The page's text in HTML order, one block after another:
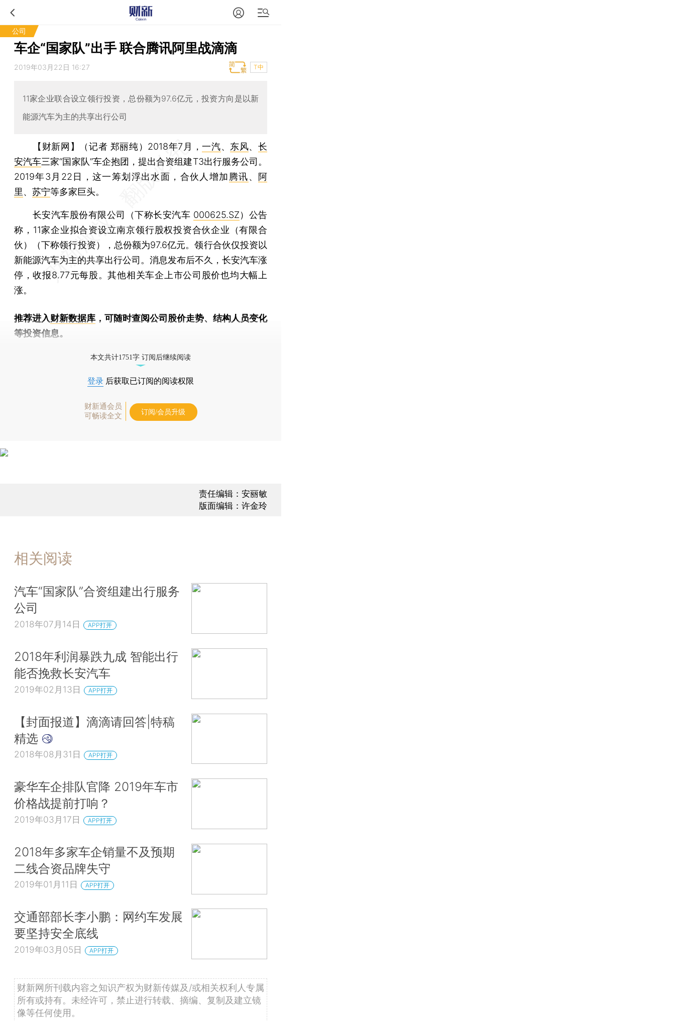
公司
车企“国家队”出手 联合腾讯阿里战滴滴
2019年03月22日 16:27 T中
11家企业联合设立领行投资，总份额为97.6亿元，投资方向是以新
能源汽车为主的共享出行公司
【财新网】（记者 郑丽纯） 2018年7月，一汽、 东风、长
安汽车三家“国家队”车企抱团，提出合资组建T3出行服务公司。
2019年3月22日，这一筹划浮出水面，合伙人增加 腾讯、 阿
里、 苏宁等多家巨头。
长安汽车股份有限公司（下称长安汽车 000625.SZ）公告
称，11家企业拟合资设立南京领行股权投资合伙企业（有限合
伙）（下称领行投资），总份额为97.6亿元。领行合伙仅投资以
新能源汽车为主的共享出行公司。消息发布后不久，长安汽车涨
停，收报8.77元每股。其他相关车企上市公司股价也均大幅上
涨。
推荐进入财新数据库 ，可随时查阅公司股价走势、结构人员变化
等投资信息。
本文共计1751字 订阅后继续阅读
登录 后获取已订阅的阅读权限
财新通会员
可畅读全文
订阅/会员升级
责任编辑：安丽敏
版面编辑：许金玲
相关阅读
汽车“国家队”合资组建出行服务
公司
2018年07月14日 APP打开
2018年利润暴跌九成 智能出行
能否挽救长安汽车
2019年02月13日 APP打开
【封面报道】滴滴请回答|特稿
精选
2018年08月31日 APP打开
豪华车企排队官降 2019年车市
价格战提前打响？
2019年03月17日 APP打开
2018年多家车企销量不及预期
二线合资品牌失守
2019年01月11日 APP打开
交通部部长李小鹏：网约车发展
要坚持安全底线
2019年03月05日 APP打开
财新网所刊载内容之知识产权为财新传媒及/或相关权利人专属
所有或持有。未经许可，禁止进行转载、摘编、复制及建立镜
像等任何使用。